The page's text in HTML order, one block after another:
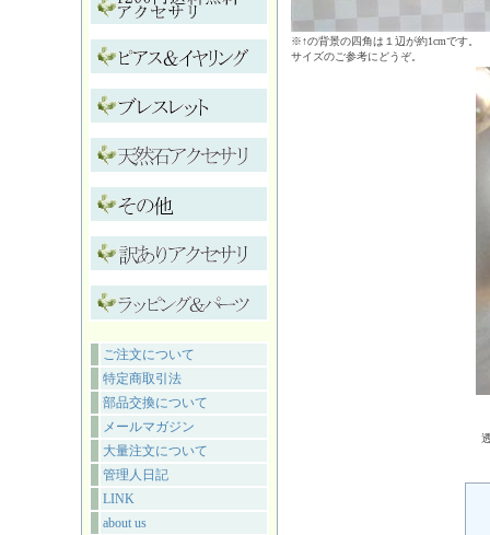
ご注文について
特定商取引法
部品交換について
メールマガジン
大量注文について
管理人日記
LINK
about us
※↑の背景の四角は１辺が約1cmです。
サイズのご参考にどうぞ。